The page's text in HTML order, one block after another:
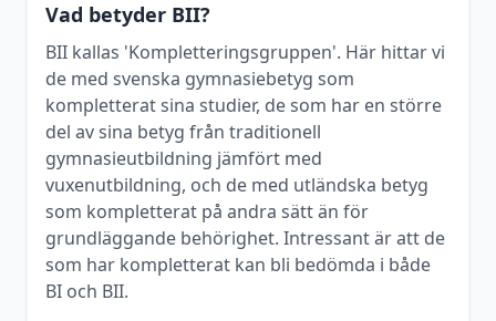
Vad betyder BII?
BII kallas 'Kompletteringsgruppen'. Här hittar vi
de med svenska gymnasiebetyg som
kompletterat sina studier, de som har en större
del av sina betyg från traditionell
gymnasieutbildning jämfört med
vuxenutbildning, och de med utländska betyg
som kompletterat på andra sätt än för
grundläggande behörighet. Intressant är att de
som har kompletterat kan bli bedömda i både
BI och BII.